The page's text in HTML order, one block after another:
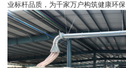
业标杆品质，为千家万户构筑健康环